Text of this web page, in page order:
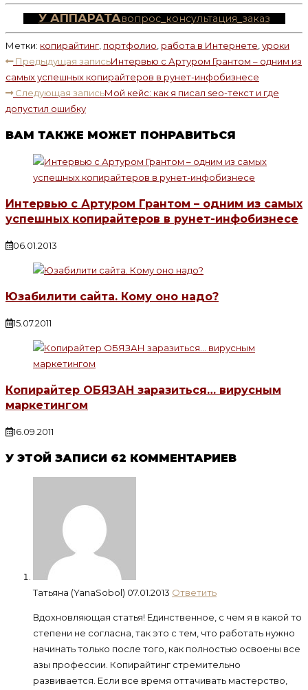
У АППАРАТАвопрос_консультация_заказ
Метки: копирайтинг портфолио работа в Интернете уроки
ЧИТАТЬ
СТАТЬИ
Предыдущая записьИнтервью с Артуром Грантом – одним из
самых успешных копирайтеров в рунет-инфобизнесе
Следующая записьМой кейс: как я писал seo-текст и где
допустил ошибку
ВАМ ТАКЖЕ МОЖЕТ ПОНРАВИТЬСЯ
Интервью с Артуром Грантом – одним из самых
успешных копирайтеров в рунет-инфобизнесе
06.01.2013
Юзабилити сайта. Кому оно надо?
15.07.2011
Копирайтер ОБЯЗАН заразиться… вирусным
маркетингом
16.09.2011
У ЭТОЙ ЗАПИСИ 62 КОММЕНТАРИЕВ
Татьяна (YanaSobol) 07.01.2013 Ответить
Вдохновляющая статья! Единственное, с чем я в какой то
степени не согласна, так это с тем, что работать нужно
начинать только после того, как полностью освоены все
азы профессии. Копирайтинг стремительно
развивается. Если все время оттачивать мастерство,